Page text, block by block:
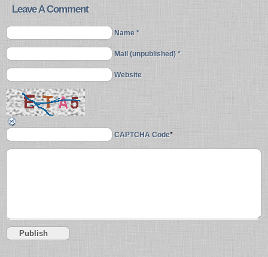
Leave A Comment
Name *
Mail (unpublished) *
Website
CAPTCHA Code*